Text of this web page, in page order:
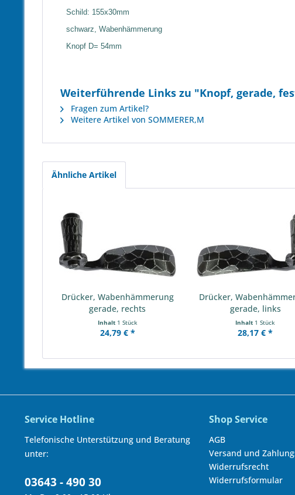
Schild: 155x30mm
schwarz, Wabenhämmerung
Knopf D= 54mm
Weiterführende Links zu "Knopf, gerade,
Fragen zum Artikel?
Weitere Artikel von SOMMERER,M
Ähnliche Artikel
Drücker, Wabenhämmerung
gerade, rechts
Inhalt 1 Stück
24,79 € *
Drücker,
gerade, links
Inhalt 1 Stück
28,17 € *
Service Hotline
Telefonische Unterstützung und Beratung
unter:
03643 - 490 30
Shop Service
AGB
Versand und
Widerrufsrecht
Widerrufsformular